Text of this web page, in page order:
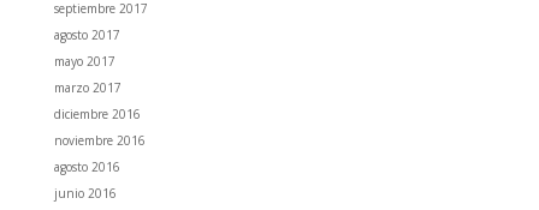
septiembre 2017
agosto 2017
mayo 2017
marzo 2017
diciembre 2016
noviembre 2016
agosto 2016
junio 2016